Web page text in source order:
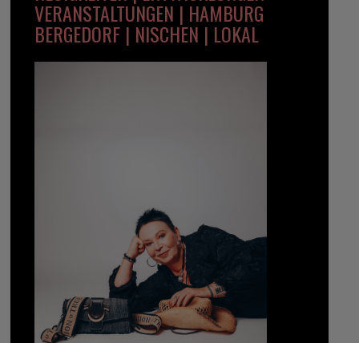
VERANSTALTUNGEN | HAMBURG
BERGEDORF | NISCHEN | LOKAL